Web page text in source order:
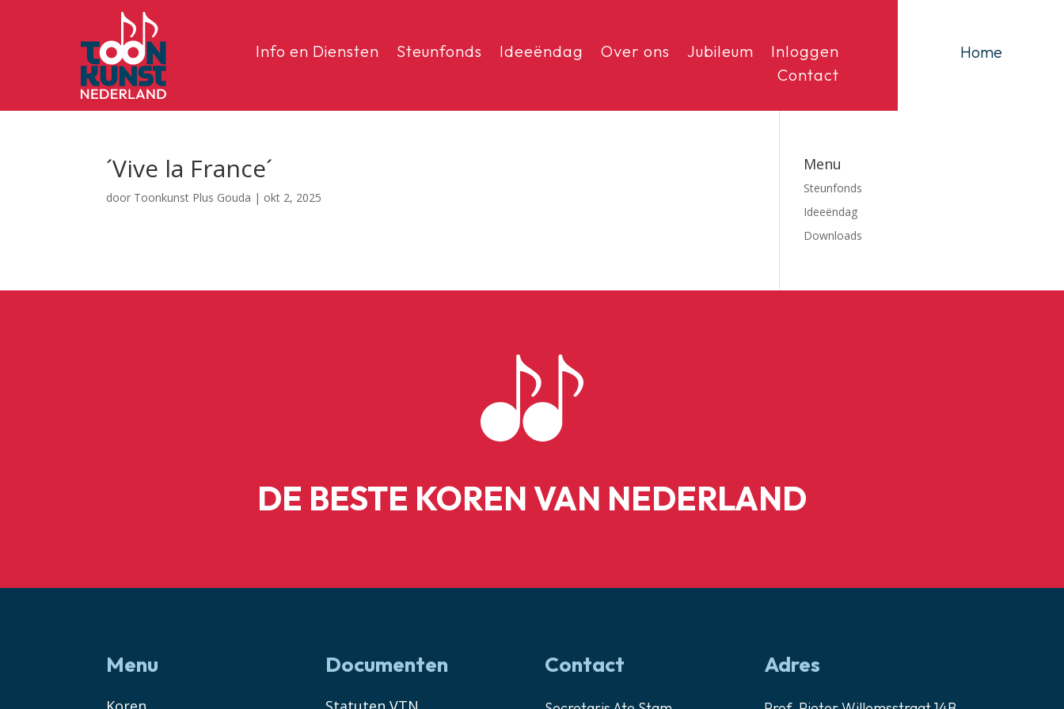
Info en Diensten Steunfonds Ideeëndag Over ons Jubileum
Inloggen
Contact
Home
´Vive la France´
door Toonkunst Plus Gouda | okt 2, 2025
Menu
Steunfonds
Ideeëndag
Downloads
DE BESTE KOREN VAN NEDERLAND
Menu Documenten Contact Adres